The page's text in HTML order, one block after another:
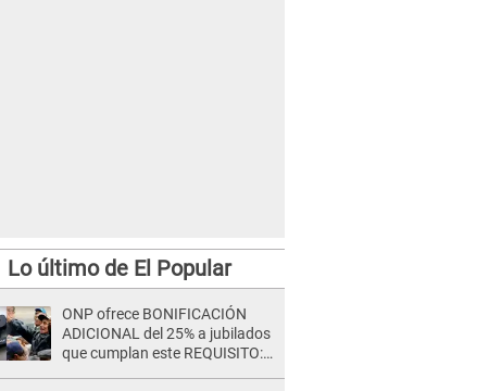
Lo último de El Popular
ONP ofrece BONIFICACIÓN
ADICIONAL del 25% a jubilados
que cumplan este REQUISITO: